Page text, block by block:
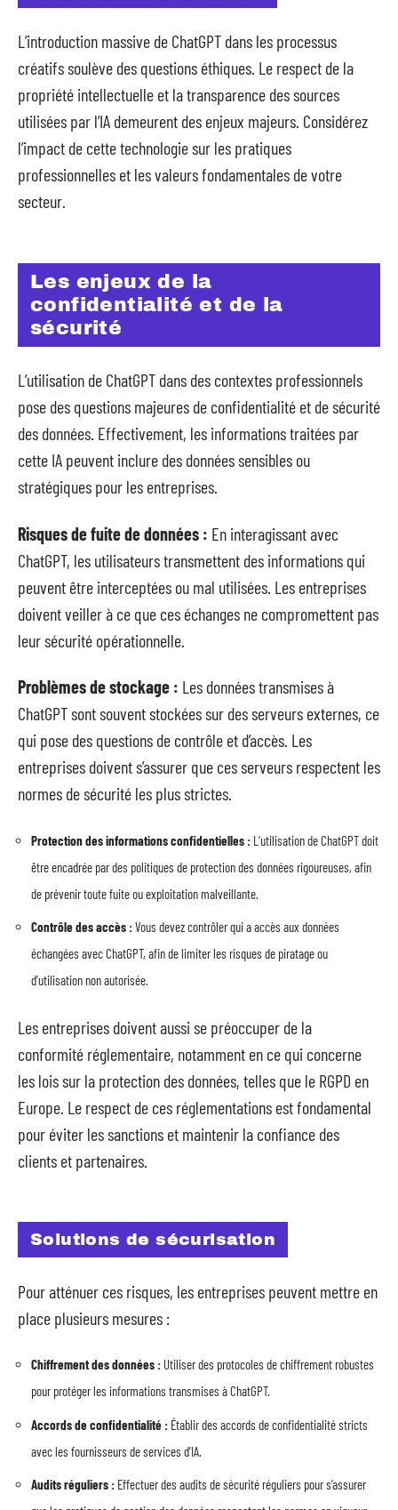
L’introduction massive de ChatGPT dans les processus
créatifs soulève des questions éthiques. Le respect de la
propriété intellectuelle et la transparence des sources
utilisées par l’IA demeurent des enjeux majeurs. Considérez
l’impact de cette technologie sur les pratiques
professionnelles et les valeurs fondamentales de votre
secteur.
Les enjeux de la
confidentialité et de la
sécurité
L’utilisation de ChatGPT dans des contextes professionnels
pose des questions majeures de confidentialité et de sécurité
des données. Effectivement, les informations traitées par
cette IA peuvent inclure des données sensibles ou
stratégiques pour les entreprises.
Risques de fuite de données : En interagissant avec
ChatGPT, les utilisateurs transmettent des informations qui
peuvent être interceptées ou mal utilisées. Les entreprises
doivent veiller à ce que ces échanges ne compromettent pas
leur sécurité opérationnelle.
Problèmes de stockage : Les données transmises à
ChatGPT sont souvent stockées sur des serveurs externes, ce
qui pose des questions de contrôle et d’accès. Les
entreprises doivent s’assurer que ces serveurs respectent les
normes de sécurité les plus strictes.
Protection des informations confidentielles : L’utilisation de ChatGPT doit
être encadrée par des politiques de protection des données rigoureuses, afin
de prévenir toute fuite ou exploitation malveillante.
Contrôle des accès :Vous devez contrôler qui a accès aux données
échangées avec ChatGPT, afin de limiter les risques de piratage ou
d’utilisation non autorisée.
Les entreprises doivent aussi se préoccuper de la
conformité réglementaire, notamment en ce qui concerne
les lois sur la protection des données, telles que le RGPD en
Europe. Le respect de ces réglementations est fondamental
pour éviter les sanctions et maintenir la confiance des
clients et partenaires.
Solutions de sécurisation
Pour atténuer ces risques, les entreprises peuvent mettre en
place plusieurs mesures :
Chiffrement des données : Utiliser des protocoles de chiffrement robustes
pour protéger les informations transmises à ChatGPT.
Accords de confidentialité : Établir des accords de confidentialité stricts
avec les fournisseurs de services d’IA.
Audits réguliers : Effectuer des audits de sécurité réguliers pour s’assurer